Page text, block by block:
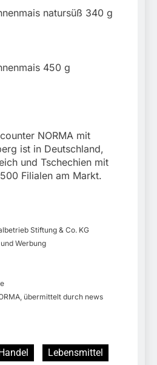
natursüß 340 g
450 g
NORMA mit
ist in Deutschland,
und Tschechien mit
Filialen am Markt.
Stiftung & Co. KG
Werbung
übermittelt durch news
Handel
Lebensmittel